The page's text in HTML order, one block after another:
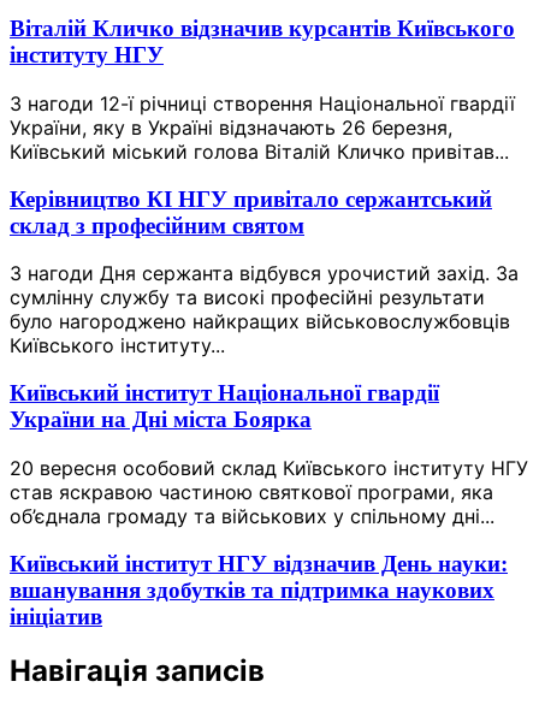
Віталій Кличко відзначив курсантів Київського
інституту НГУ
З нагоди 12-ї річниці створення Національної гвардії
України, яку в Україні відзначають 26 березня,
Київський міський голова Віталій Кличко привітав...
Керівництво КІ НГУ привітало сержантський
склад з професійним святом
З нагоди Дня сержанта відбувся урочистий захід. За
сумлінну службу та високі професійні результати
було нагороджено найкращих військовослужбовців
Київського інституту...
Київський інститут Національної гвардії
України на Дні міста Боярка
20 вересня особовий склад Київського інституту НГУ
став яскравою частиною святкової програми, яка
об’єднала громаду та військових у спільному дні...
Київський інститут НГУ відзначив День науки:
вшанування здобутків та підтримка наукових
ініціатив
Навігація записів